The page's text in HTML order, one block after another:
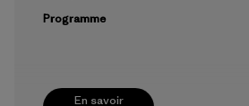
En savoir
Programme